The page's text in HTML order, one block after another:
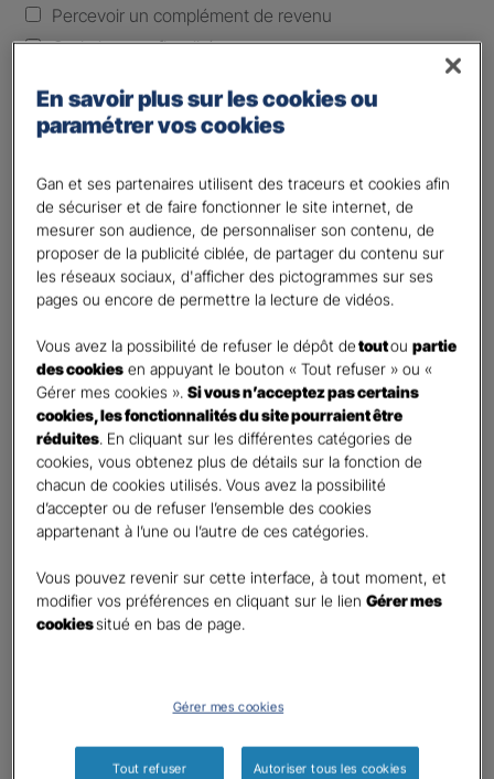
Percevoir un complément de revenu
Optimiser ma fiscalité
Plusieurs choix possibles
Etes-vous déjà client Gan assurances ?*
Oui
Non
Civilité*
Madame
Monsieur
Contact*
First
Votre profession
Profession libérale
Téléphone
United
Informations complémentaires (facultatif)
En savoir plus sur les cookies ou
paramétrer vos cookies
Gan et ses partenaires utilisent des traceurs et cookies afin
de sécuriser et de faire fonctionner le site internet, de
mesurer son audience, de personnaliser son contenu, de
proposer de la publicité ciblée, de partager du contenu sur
les réseaux sociaux, d'afficher des pictogrammes sur ses
pages ou encore de permettre la lecture de vidéos.
Vous avez la possibilité de refuser le dépôt detoutoupartie
des cookies en appuyant le bouton « Tout refuser » ou «
Gérer mes cookies ».Si vous n’acceptez pas certains
cookies, les fonctionnalités du site pourraient être
réduites. En cliquant sur les différentes catégories de
cookies, vous obtenez plus de détails sur la fonction de
chacun de cookies utilisés. Vous avez la possibilité
d’accepter ou de refuser l’ensemble des cookies
appartenant à l’une ou l’autre de ces catégories.
Vous pouvez revenir sur cette interface, à tout moment, et
modifier vos préférences en cliquant sur le lienGérer mes
cookiessitué en bas de page.
Gérer mes cookies
Tout refuser Autoriser tous les cookies